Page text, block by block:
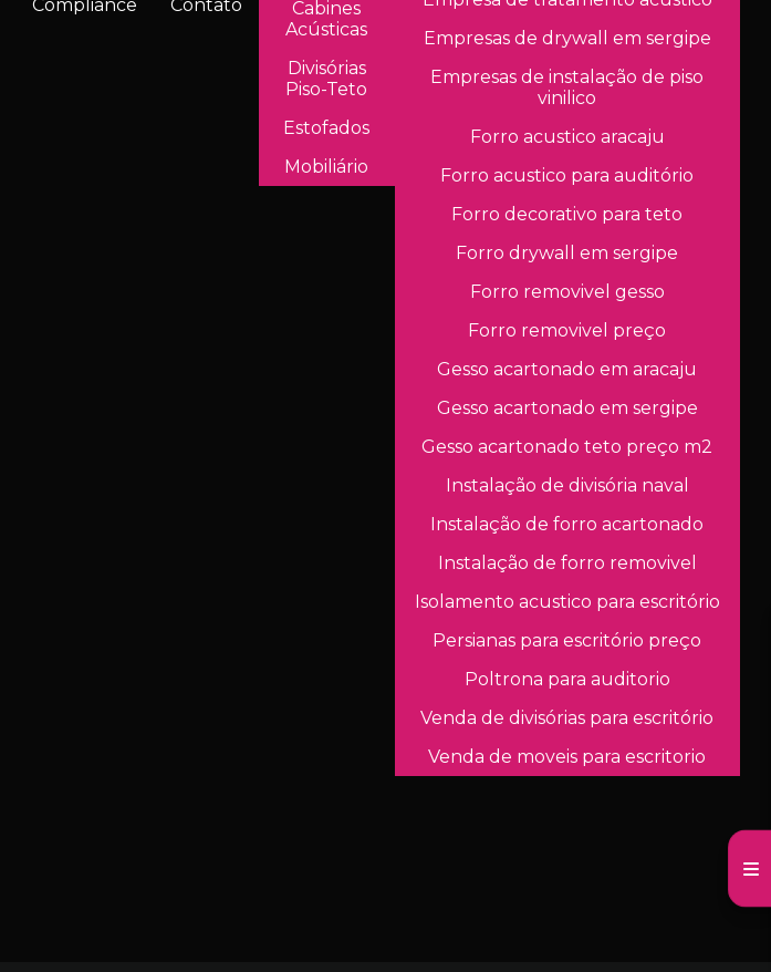
Compliance Contato
Cabines
Acústicas
Divisórias
Piso-Teto
Estofados
Mobiliário
Empresas de drywall em sergipe
Empresas de instalação de piso
vinilico
Forro acustico aracaju
Forro acustico para auditório
Forro decorativo para teto
Forro drywall em sergipe
Forro removivel gesso
Forro removivel preço
Gesso acartonado em aracaju
Gesso acartonado em sergipe
Gesso acartonado teto preço m2
Instalação de divisória naval
Instalação de forro acartonado
Instalação de forro removivel
Isolamento acustico para escritório
Persianas para escritório preço
Poltrona para auditorio
Venda de divisórias para escritório
Venda de moveis para escritorio